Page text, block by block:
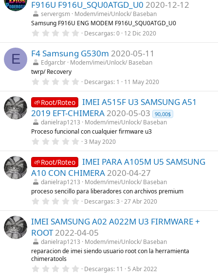
)s
t
r
e
l
s
)
F916U F916U_SQU0ATGD_U0 2020-12-12
servergsm Modem/imei/Unlock/ Baseban
Samsung F916U ENG MODEM F916U_SQU0ATGD_U0
0
0
0
e
s
r
l
a
(
s
)
Descargas 0 12 Dic 2020
E F4 Samsung G530m 2020-05-11
Edgarcbr Modem/imei/Unlock/ Baseban
twrp/ Recovery
0
0
0
e
s
t
r
e
l
s
)
Descargas 1 11 May 2020
🌱Root/Roteo
IMEI A515F U3 SAMSUNG A51
2019 EFT-CHIMERA 2020-05-03 90,00$
danielrap1213
Modem/imei/Unlock/ Baseban
Proceso funcional con cualquier firmware u3
0
0
0
e
s
t
r
e
l
(
s
)
3 May 2020
🌱Root/Roteo
IMEI PARA A105M U5 SAMSUNG
A10 CON CHIMERA 2020-04-27
danielrap1213
Modem/imei/Unlock/ Baseban
proceso sencillo para liberadores con archivos premium
0
0
0
e
s
t
r
e
Descargas 3 27 Abr 2020
IMEI SAMSUNG A02 A022M U3 FIRMWARE +
ROOT 2022-04-05
danielrap1213
Modem/imei/Unlock/ Baseban
reparacion de imei siendo usuario root con la herramienta
chimeratools
0 Descargas 11 5 Abr 2022